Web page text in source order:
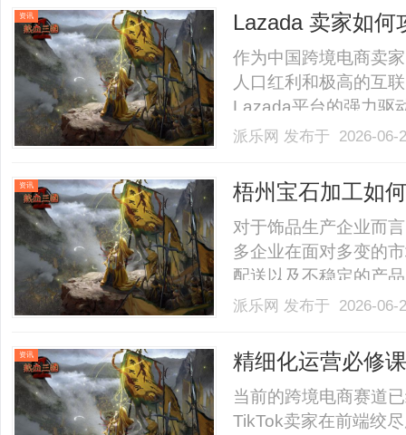
会进行严格保密留存
资讯 Lazada 卖家如何
作为中国跨境电商卖
人口红利和极高的互
Lazada平台的强力驱
长。然而，东南亚电
铢、马币、越南盾……
派乐网 发布于 2026-
资讯 梧州宝石加工如
对于饰品生产企业而
多企业在面对多变的
配送以及不稳定的产
基地，通过高度整合
级代理商，实现“厂家
省.........
派乐网 发布于 2026-
资讯
精细化运营必修
住短视频爆单利
当前的跨境电商赛道
TikTok卖家在前端绞